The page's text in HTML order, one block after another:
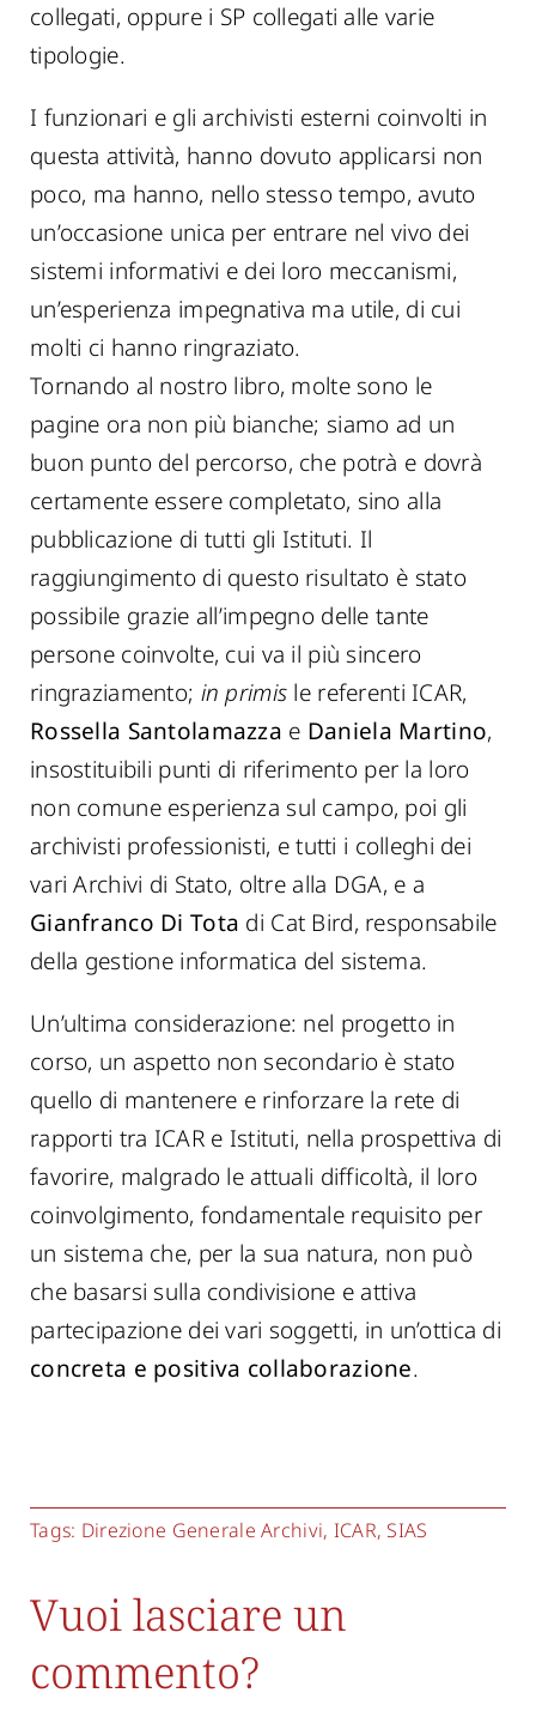
collegati, oppure i SP collegati alle varie
tipologie.
I funzionari e gli archivisti esterni coinvolti in
questa attività, hanno dovuto applicarsi non
poco, ma hanno, nello stesso tempo, avuto
un’occasione unica per entrare nel vivo dei
sistemi informativi e dei loro meccanismi,
un’esperienza impegnativa ma utile, di cui
molti ci hanno ringraziato.
Tornando al nostro libro, molte sono le
pagine ora non più bianche; siamo ad un
buon punto del percorso, che potrà e dovrà
certamente essere completato, sino alla
pubblicazione di tutti gli Istituti. Il
raggiungimento di questo risultato è stato
possibile grazie all’impegno delle tante
persone coinvolte, cui va il più sincero
ringraziamento; in primis le referenti ICAR,
Rossella Santolamazza e Daniela Martino,
insostituibili punti di riferimento per la loro
non comune esperienza sul campo, poi gli
archivisti professionisti, e tutti i colleghi dei
vari Archivi di Stato, oltre alla DGA, e a
Gianfranco Di Tota di Cat Bird, responsabile
della gestione informatica del sistema.
Un’ultima considerazione: nel progetto in
corso, un aspetto non secondario è stato
quello di mantenere e rinforzare la rete di
rapporti tra ICAR e Istituti, nella prospettiva di
favorire, malgrado le attuali difficoltà, il loro
coinvolgimento, fondamentale requisito per
un sistema che, per la sua natura, non può
che basarsi sulla condivisione e attiva
partecipazione dei vari soggetti, in un’ottica di
concreta e positiva collaborazione.
Tags: Direzione Generale Archivi, ICAR, SIAS
Vuoi lasciare un
commento?